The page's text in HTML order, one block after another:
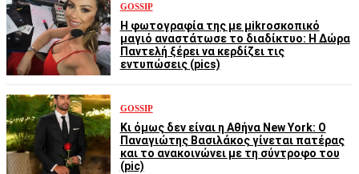
GOSSIP
Η φωτογραφία της με μikroσκοπικό
μαγιό αναστάτωσε το διαδίκτυο: Η Δώρα
Παντελή ξέρει να κερδίζει τις
εντυπώσεις (pics)
GOSSIP
Κι όμως δεν είναι η Αθήνα New York: Ο
Παναγιώτης Βασιλάκος γίνεται πατέρας
και το ανακοινώνει με τη σύντροφο του
(pic)